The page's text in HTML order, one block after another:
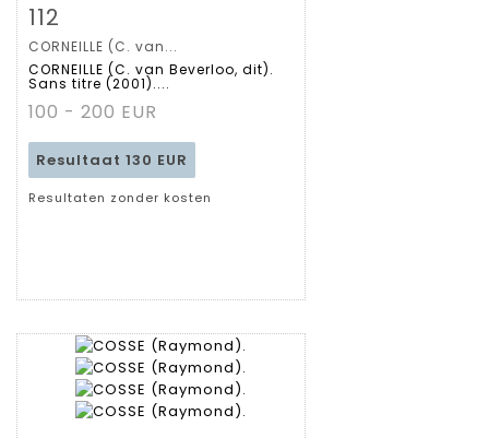
Gedetailleerde
fiche
112
CORNEILLE (C. van...
CORNEILLE (C. van Beverloo, dit).
Sans titre (2001)....
100 - 200 EUR
Resultaat 130 EUR
Resultaten zonder kosten